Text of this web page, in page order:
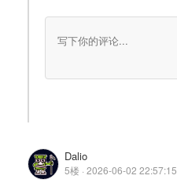
Dalio
5楼 · 2026-06-02 22:57:15